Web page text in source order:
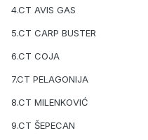
4.CT AVIS GAS
5.CT CARP BUSTER
6.CT COJA
7.CT PELAGONIJA
8.CT MILENKOVIĆ
9.CT ŠEPECAN